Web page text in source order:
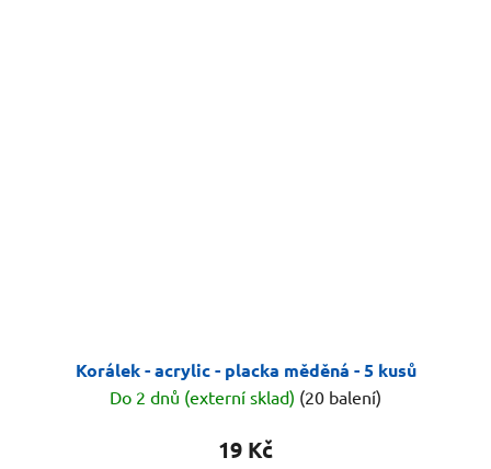
Korálek - acrylic - placka měděná - 5 kusů
Do 2 dnů (externí sklad) (20 balení)
19 Kč